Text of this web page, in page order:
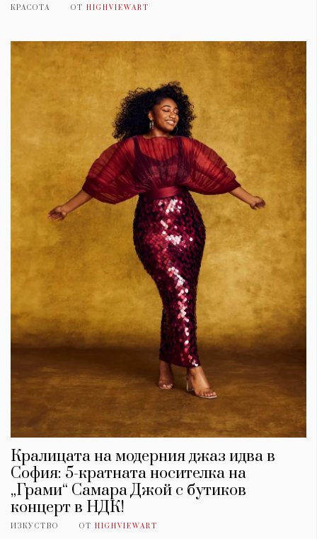
КРАСОТА ОТ HIGHVIEWART
Кралицата на модерния джаз идва в
София: 5-кратната носителка на
„Грами“ Самара Джой с бутиков
концерт в НДК!
ИЗКУСТВО ОТ HIGHVIEWART